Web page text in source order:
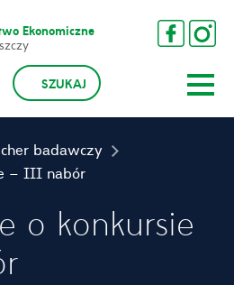
Ekonomiczne
badawczy
– III nabór
o konkursie